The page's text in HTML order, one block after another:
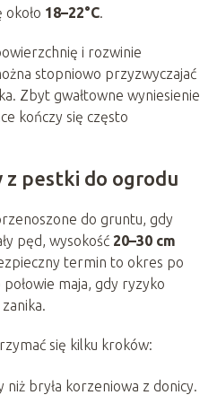
18–22°C.
i rozwinie
stopniowo przyzwyczajać
Zbyt gwałtowne wyniesienie
kończy się często
z pestki do ogrodu
do gruntu, gdy
pęd, wysokość 20–30 cm
termin to okres po
maja, gdy ryzyko
się kilku kroków:
niż bryła korzeniowa z donicy.